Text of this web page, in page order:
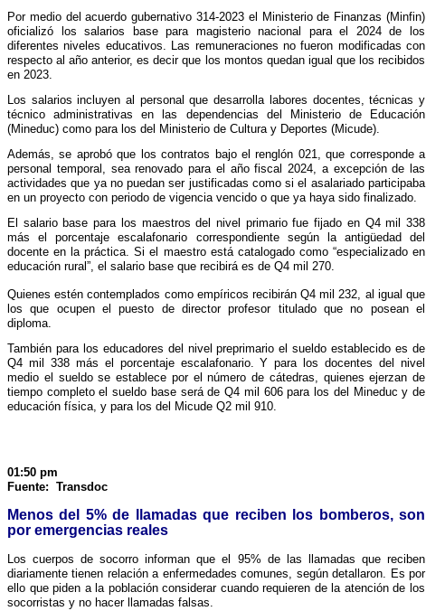
Por medio del acuerdo gubernativo 314-2023 el Ministerio de Finanzas (Minfin)
oficializó los salarios base para magisterio nacional para el 2024 de los
diferentes niveles educativos. Las remuneraciones no fueron modificadas con
respecto al año anterior, es decir que los montos quedan igual que los recibidos
en 2023.
Los salarios incluyen al personal que desarrolla labores docentes, técnicas y
técnico administrativas en las dependencias del Ministerio de Educación
(Mineduc) como para los del Ministerio de Cultura y Deportes (Micude).
Además, se aprobó que los contratos bajo el renglón 021, que corresponde a
personal temporal, sea renovado para el año fiscal 2024, a excepción de las
actividades que ya no puedan ser justificadas como si el asalariado participaba
en un proyecto con periodo de vigencia vencido o que ya haya sido finalizado.
El salario base para los maestros del nivel primario fue fijado en Q4 mil 338
más el porcentaje escalafonario correspondiente según la antigüedad del
docente en la práctica. Si el maestro está catalogado como “especializado en
educación rural”, el salario base que recibirá es de Q4 mil 270.
Quienes estén contemplados como empíricos recibirán Q4 mil 232, al igual que
los que ocupen el puesto de director profesor titulado que no posean el
diploma.
También para los educadores del nivel preprimario el sueldo establecido es de
Q4 mil 338 más el porcentaje escalafonario. Y para los docentes del nivel
medio el sueldo se establece por el número de cátedras, quienes ejerzan de
tiempo completo el sueldo base será de Q4 mil 606 para los del Mineduc y de
educación física, y para los del Micude Q2 mil 910.
01:50 pm
Fuente: Transdoc
Menos del 5% de llamadas que reciben los bomberos, son
por emergencias reales
Los cuerpos de socorro informan que el 95% de las llamadas que reciben
diariamente tienen relación a enfermedades comunes, según detallaron. Es por
ello que piden a la población considerar cuando requieren de la atención de los
socorristas y no hacer llamadas falsas.